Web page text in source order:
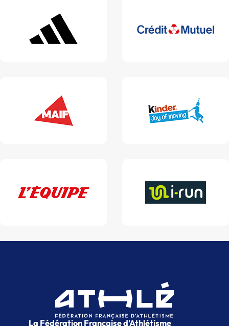
La Fédération Française d'Athlétisme